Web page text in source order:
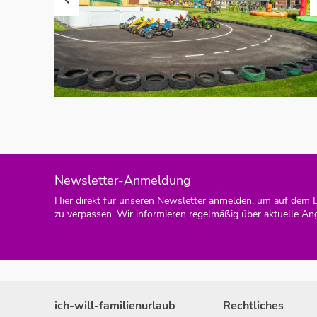
Newsletter-Anmeldung
Hier direkt für unseren Newsletter anmelden, um auf dem
zu verpassen. Wir informieren regelmäßig über aktuelle
ich-will-familienurlaub Rechtliches